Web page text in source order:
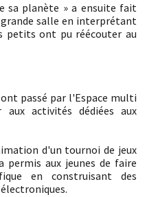
sa planète » a ensuite fait
salle en interprétant
petits ont pu réécouter au
passé par l'Espace multi
activités dédiées aux
d'un tournoi de jeux
permis aux jeunes de faire
en construisant des